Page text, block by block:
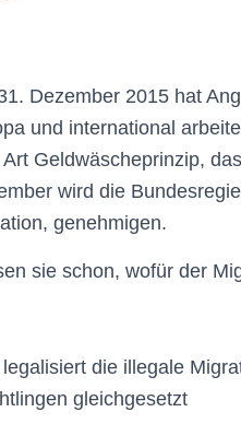
Dezember 2015 hat
und international
Geldwäscheprinzip,
wird die
genehmigen.
sie schon, wofür der
die illegale
gleichgesetzt